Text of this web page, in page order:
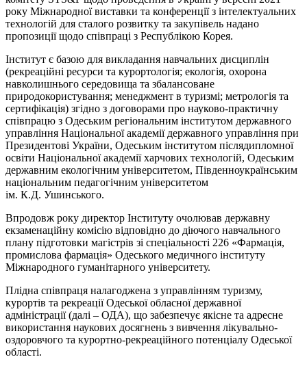
року Міжнародної виставки та конференції з інтелектуальних
технологій для сталого розвитку та закупівель надано
пропозиції щодо співпраці з Республікою Корея.
Інститут є базою для викладання навчальних дисциплін
(рекреаційні ресурси та курортологія; екологія, охорона
навколишнього середовища та збалансоване
природокористування; менеджмент в туризмі; метрологія та
сертифікація) згідно з договорами про науково-практичну
співпрацю з Одеським регіональним інститутом державного
управління Національної академії державного управління при
Президентові України, Одеським інститутом післядипломної
освіти Національної академії харчових технологій, Одеським
державним екологічним університетом, Південноукраїнським
національним педагогічним університетом
ім. К.Д. Ушинського.
Впродовж року директор Інституту очолював державну
екзаменаційну комісію відповідно до діючого навчального
плану підготовки магістрів зі спеціальності 226 «Фармація,
промислова фармація» Одеського медичного інституту
Міжнародного гуманітарного університету.
Плідна співпраця налагоджена з управлінням туризму,
курортів та рекреації Одеської обласної державної
адміністрації (далі – ОДА), що забезпечує якісне та адресне
використання наукових досягнень з вивчення лікувально-
оздоровчого та курортно-рекреаційного потенціалу Одеської
області.